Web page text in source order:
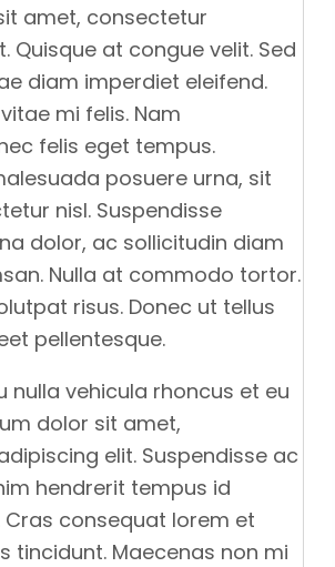
amet, consectetur
Quisque at congue velit. Sed
diam imperdiet eleifend.
mi felis. Nam
felis eget tempus.
posuere urna, sit
nisl. Suspendisse
dolor, ac sollicitudin diam
Nulla at commodo tortor.
risus. Donec ut tellus
pellentesque.
nulla vehicula rhoncus et eu
dolor sit amet,
elit. Suspendisse ac
hendrerit tempus id
Cras consequat lorem et
tincidunt. Maecenas non mi